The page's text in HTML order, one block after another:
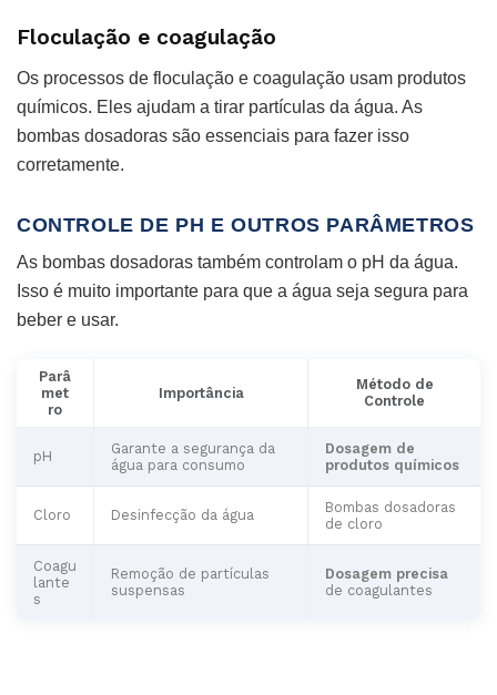
Floculação e coagulação
Os processos de floculação e coagulação usam produtos
químicos. Eles ajudam a tirar partículas da água. As
bombas dosadoras são essenciais para fazer isso
corretamente.
CONTROLE DE PH E OUTROS PARÂMETROS
As bombas dosadoras também controlam o pH da água.
Isso é muito importante para que a água seja segura para
beber e usar.
Parâ
met
ro
Importância
Método de
Controle
pH
Garante a segurança da
água para consumo
Dosagem de
produtos químicos
Cloro Desinfecção da água
Bombas dosadoras
de cloro
Coagu
lante
s
Remoção de partículas
suspensas
Dosagem precisa
de coagulantes